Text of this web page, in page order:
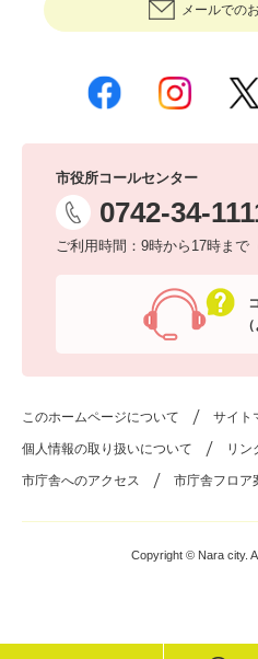
メールでの
市役所コールセンター
0742-34-
ご利用時間：9時から17時まで
このホームページについて サイト
個人情報の取り扱いについて リン
市庁舎へのアクセス 市庁舎フロア
Copyright © Nara city.